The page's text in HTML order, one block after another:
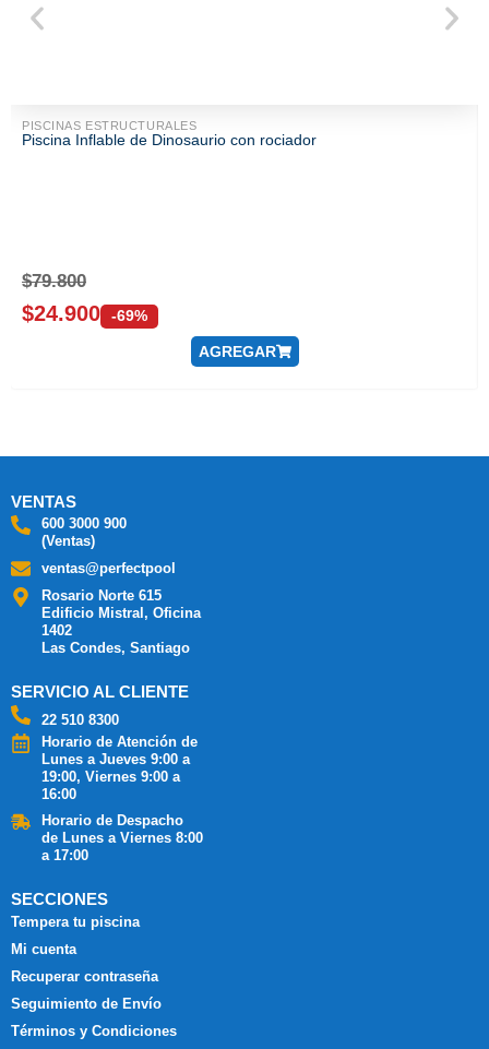
PISCINAS ESTRUCTURALES
Piscina Inflable de Dinosaurio con rociador
$79.800
$24.900 -69%
AGREGAR
VENTAS
600 3000 900
(Ventas)
ventas@perfectpool
Rosario Norte 615
Edificio Mistral, Oficina
1402
Las Condes, Santiago
SERVICIO AL CLIENTE
22 510 8300
Horario de Atención de
Lunes a Jueves 9:00 a
19:00, Viernes 9:00 a
16:00
Horario de Despacho
de Lunes a Viernes 8:00
a 17:00
SECCIONES
Tempera tu piscina
Mi cuenta
Recuperar contraseña
Seguimiento de Envío
Términos y Condiciones